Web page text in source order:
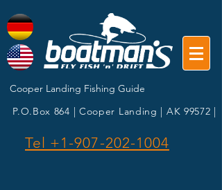
Cooper Landing Fishing Guide
P.O.Box 864 | Cooper Landing | AK 99572 |
Tel +1-907-202-1004